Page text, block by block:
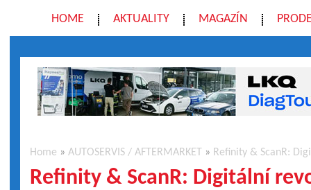
HOME AKTUALITY MAGAZÍN
Home »AUTOSERVIS / AFTERMARKET » Refinity & ScanR:
Refinity & ScanR: Digitální